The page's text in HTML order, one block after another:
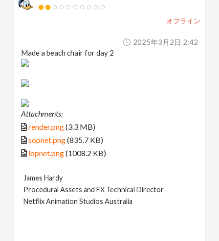
オフライン
2025年3月2日 2:42
Made a beach chair for day 2
Attachments:
render.png(3.3 MB)
sopnet.png(835.7 KB)
lopnet.png(1008.2 KB)
James Hardy
Procedural Assets and FX Technical Director
Netflix Animation Studios Australia